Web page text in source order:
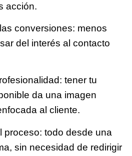
acción.
conversiones: menos
del interés al contacto
: tener tu
da una imagen
al cliente.
proceso: todo desde una
sin necesidad de redirigir